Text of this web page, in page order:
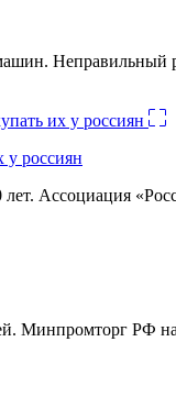
россиян
Ассоциация
Минпромторг РФ